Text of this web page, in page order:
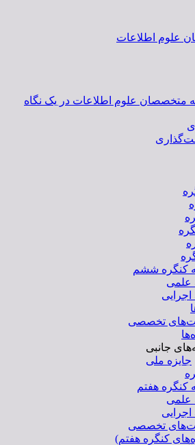
اطلاعات
متخصصان علوم اطلاعات در یک نگاه
کنگره ششم
علمی
اجرایی
تخصصی
جانبی
جایزه ملی
کنگره هفتم
علمی
اجرایی
تخصصی
کنگره هفتم)